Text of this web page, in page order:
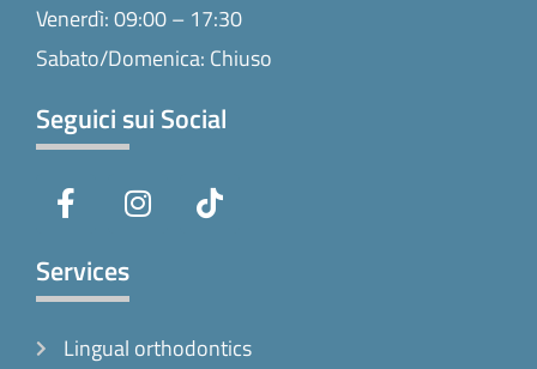
Venerdì: 09:00 – 17:30
Sabato/Domenica: Chiuso
Seguici sui Social
a
e
b
o
n
r
i
Services
Lingual orthodontics